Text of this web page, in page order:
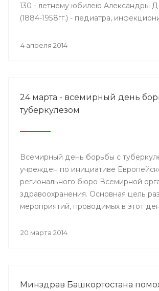
130 - летнему юбилею Александры
(1884-1958гг.) - педиатра,
деятеля науки РСФСР.
4 апреля 2014
24 марта - всемирный день
туберкулезом
Всемирный день борьбы с
учрежден по инициативе
регионального бюро Всемирной
здравоохранения. Основная цель
мероприятий, проводимых в этот
и информирование населения о
20 марта 2014
Минздрав Башкортостана